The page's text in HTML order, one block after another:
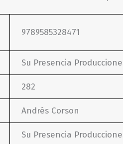
9789585328471
Su Presencia
282
Andrés Corson
Su Presencia